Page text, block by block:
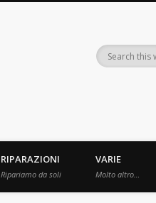
RIPARAZIONI
Ripariamo da soli
VARIE
Molto altro…